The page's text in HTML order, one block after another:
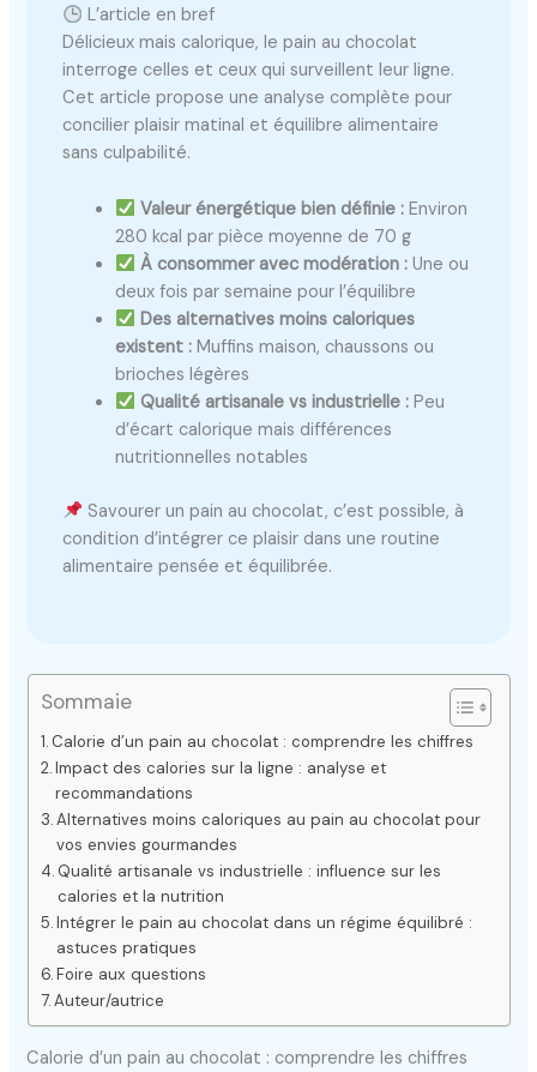
L’article en bref
Délicieux mais calorique, le pain au chocolat
interroge celles et ceux qui surveillent leur ligne.
Cet article propose une analyse complète pour
concilier plaisir matinal et équilibre alimentaire
sans culpabilité.
Valeur énergétique bien définie :Environ
280 kcal par pièce moyenne de 70 g
À consommer avec modération :Une ou
deux fois par semaine pour l’équilibre
Des alternatives moins caloriques
existent : Muffins maison, chaussons ou
brioches légères
Qualité artisanale vs industrielle :Peu
d’écart calorique mais différences
nutritionnelles notables
Savourer un pain au chocolat, c’est possible, à
condition d’intégrer ce plaisir dans une routine
alimentaire pensée et équilibrée.
Sommaie
Calorie d’un pain au chocolat : comprendre les chiffres
Impact des calories sur la ligne : analyse et
recommandations
Alternatives moins caloriques au pain au chocolat pour
vos envies gourmandes
Qualité artisanale vs industrielle : influence sur les
calories et la nutrition
Intégrer le pain au chocolat dans un régime équilibré :
astuces pratiques
Foire aux questions
Auteur/autrice
Calorie d’un pain au chocolat : comprendre les chiffres